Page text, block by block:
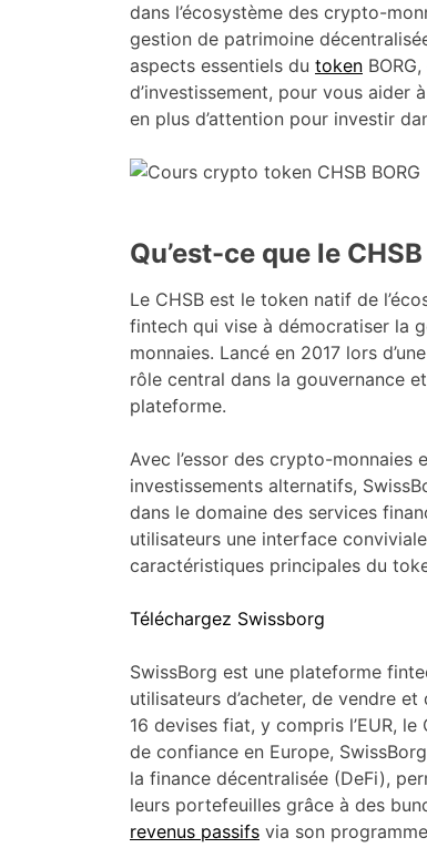
dans l’écosystème des crypto-
gestion de patrimoine
aspects essentiels du token
d’investissement, pour vous
en plus d’attention pour investir
Qu’est-ce que le CHSB
Le CHSB est le token natif de
fintech qui vise à démocratiser la
monnaies. Lancé en 2017 lors
rôle central dans la gouvernance
plateforme.
Avec l’essor des crypto-monnaies
investissements alternatifs,
dans le domaine des services
utilisateurs une interface
caractéristiques principales du
Téléchargez Swissborg
SwissBorg est une plateforme
utilisateurs d’acheter, de vendre
16 devises fiat, y compris l’EUR,
de confiance en Europe,
la finance décentralisée (DeFi),
leurs portefeuilles grâce à des
revenus passifs via son programme